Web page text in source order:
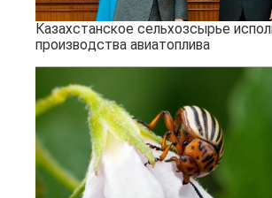
Казахстанское сельхозсырье
производства авиатоплива